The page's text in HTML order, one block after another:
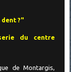
?"
du centre
de Montargis,